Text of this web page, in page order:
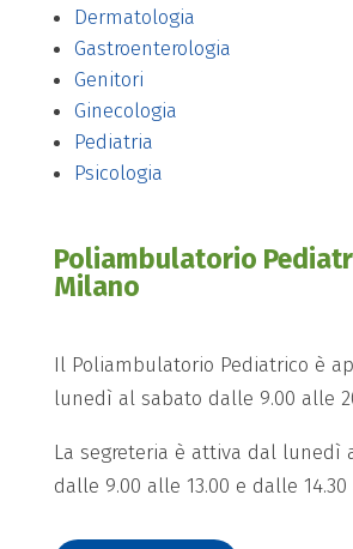
Dermatologia
Gastroenterologia
Genitori
Ginecologia
Pediatria
Psicologia
Poliambulatorio
Milano
Il Poliambulatorio Pediatrico è
lunedì al sabato dalle 9.00 alle
La segreteria è attiva dal lunedì
dalle 9.00 alle 13.00 e dalle 14.30